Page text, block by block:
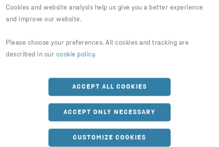
Cookies and website analysis help us give you a better experience
and improve our website.
Please choose your preferences. All cookies and tracking are
described in our cookie policy.
ACCEPT ALL COOKIES
ACCEPT ONLY NECESSARY
CUSTOMIZE COOKIES
VEJLEDNINGER & ARTIKLER
Ændringer i Affaldsdatasystemet –
hvad de betyder for din virksomhed?